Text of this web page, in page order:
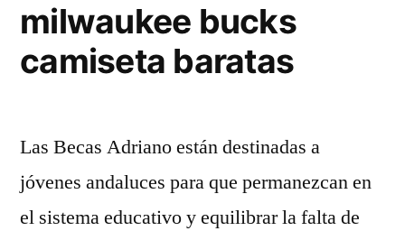
milwaukee bucks
camiseta baratas
Las Becas Adriano están destinadas a
jóvenes andaluces para que permanezcan en
el sistema educativo y equilibrar la falta de